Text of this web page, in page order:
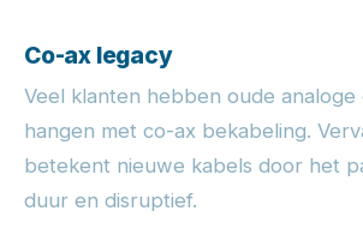
Co-ax legacy
Veel klanten hebben oude analoge
hangen met co-ax bekabeling.
betekent nieuwe kabels door het
duur en disruptief.